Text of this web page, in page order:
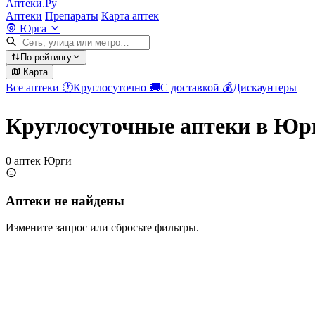
Аптеки.Ру
Аптеки Препараты Карта аптек
Юрга
По рейтингу
Карта
Все аптеки 🕐Круглосуточно 🚚С доставкой 💰Дискаунтеры
Круглосуточные аптеки в
0 аптек Юрги
Аптеки не найдены
Измените запрос или сбросьте фильтры.